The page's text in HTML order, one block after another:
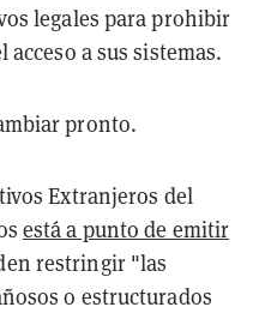
legales para prohibir
a sus sistemas.
pronto.
Extranjeros del
está a punto de emitir
restringir "las
o estructurados